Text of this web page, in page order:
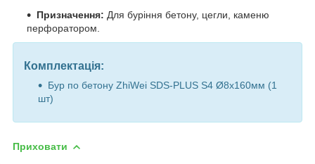
Призначення: Для буріння бетону, цегли, каменю
перфоратором.
Комплектація:
Бур по бетону ZhiWei SDS-PLUS S4 Ø8х160мм (1
шт)
Приховати